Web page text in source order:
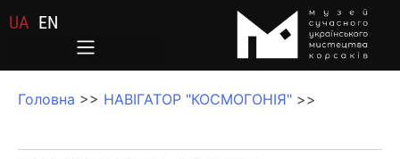
UA EN
Головна >> НАВІГАТОР "КОСМОГОНІЯ" >>